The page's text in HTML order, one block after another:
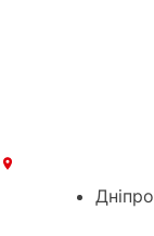
Дніпро